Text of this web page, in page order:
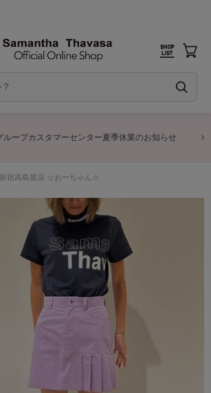
ループカスタマーセンター夏季休業のお知らせ
新宿高島屋店 ☆おーちゃん☆